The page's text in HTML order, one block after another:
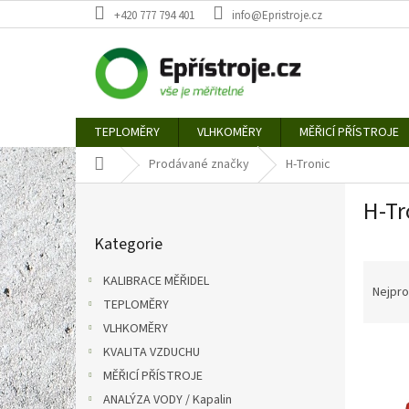
na
+420 777 794 401 info@Epristroje.cz
TEPLOMĚRY VLHKOMĚRY MĚŘICÍ PŘÍSTROJE
Domů Prodávané značky H-Tronic
P
o
s
t
r
a
n
n
í
p
a
kategorie
Kategorie
KALIBRACE MĚŘIDEL
TEPLOMĚRY
VLHKOMĚRY
KVALITA VZDUCHU
MĚŘICÍ PŘÍSTROJE
ANALÝZA VODY / Kapalin
H-